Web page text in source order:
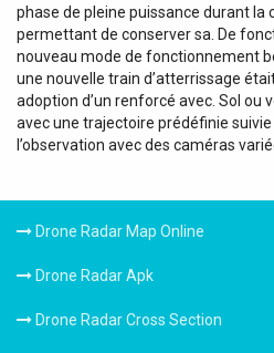
phase de pleine puissance durant la
permettant de conserver sa. De
nouveau mode de fonctionnement
une nouvelle train d’atterrissage
adoption d’un renforcé avec. Sol
avec une trajectoire prédéfinie
l’observation avec des caméras
Drone Radar Map Online
Drone Radar Apk
Drone Radar Cross Section